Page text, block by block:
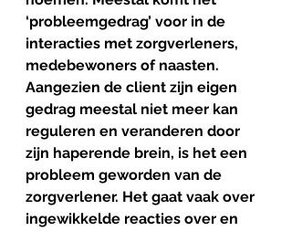
‘probleemgedrag’ voor in de
interacties met zorgverleners,
medebewoners of naasten.
Aangezien de client zijn eigen
gedrag meestal niet meer kan
reguleren en veranderen door
zijn haperende brein, is het een
probleem geworden van de
zorgverlener. Het gaat vaak over
ingewikkelde reacties over en